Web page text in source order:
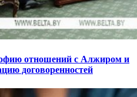
отношений с Алжиром и
договоренностей